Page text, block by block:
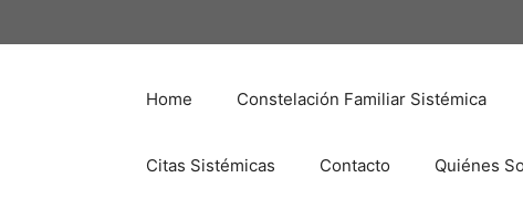
al
Home Constelación Familiar Sistémica
Citas Sistémicas Contacto Quiénes